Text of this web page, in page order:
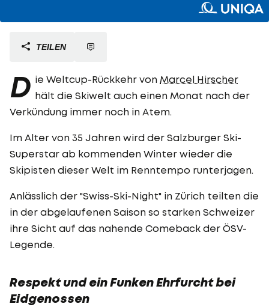
TEILEN
D ie Weltcup-Rückkehr von Marcel Hirscher
hält die Skiwelt auch einen Monat nach der
Verkündung immer noch in Atem.
Im Alter von 35 Jahren wird der Salzburger Ski-
Superstar ab kommenden Winter wieder die
Skipisten dieser Welt im Renntempo runterjagen.
Anlässlich der "Swiss-Ski-Night" in Zürich teilten die
in der abgelaufenen Saison so starken Schweizer
ihre Sicht auf das nahende Comeback der ÖSV-
Legende.
Respekt und ein Funken Ehrfurcht bei
Eidgenossen